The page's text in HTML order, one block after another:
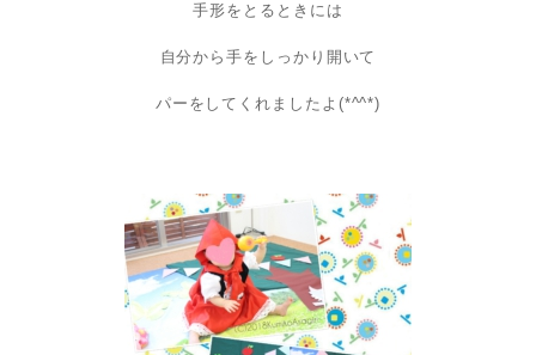
手形をとるときには
自分から手をしっかり開いて
パーをしてくれましたよ(*^^*)